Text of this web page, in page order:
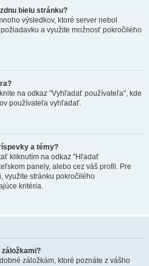
bielu stránku?
výsledkov, ktoré server nebol
a využite možnosť pokročilého
na odkaz "Vyhľadať používateľa", kde
používateľa vyhľadať.
a témy?
kliknutím na odkaz "Hľadať
panely, alebo cez váš profil. Pre
využite stránku pokročilého
kritéria.
záložkám, ktoré poznáte z vášho